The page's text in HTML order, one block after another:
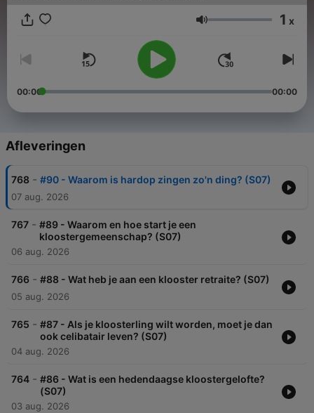
Volume 1 x
00:00 00:00
Afleveringen
768 - #90 - Waarom is hardop zingen zo'n ding? (S07)
07 aug. 2026
767 - #89 - Waarom en hoe start je een
kloostergemeenschap? (S07)
06 aug. 2026
766 - #88 - Wat heb je aan een klooster retraite? (S07)
05 aug. 2026
765 - #87 - Als je kloosterling wilt worden, moet je dan
ook celibatair leven? (S07)
04 aug. 2026
764 - #86 - Wat is een hedendaagse kloostergelofte?
(S07)
03 aug. 2026